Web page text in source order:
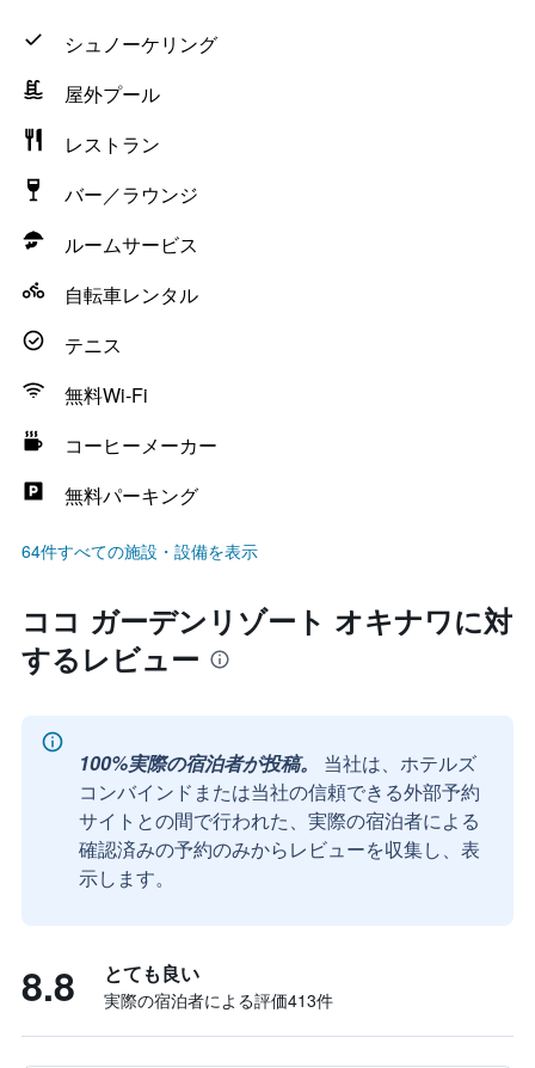
シュノーケリング
屋外プール
レストラン
バー／ラウンジ
ルームサービス
自転車レンタル
テニス
無料Wi-Fi
コーヒーメーカー
無料パーキング
64件すべての施設・設備を表示
ココ ガーデンリゾート オキナワに対
するレビュー
100%実際の宿泊者が投稿。
当社は、ホテルズ
コンバインドまたは当社の信頼できる外部予約
サイトとの間で行われた、実際の宿泊者による
確認済みの予約のみからレビューを収集し、表
示します。
8.8 とても良い
実際の宿泊者による評価413​件